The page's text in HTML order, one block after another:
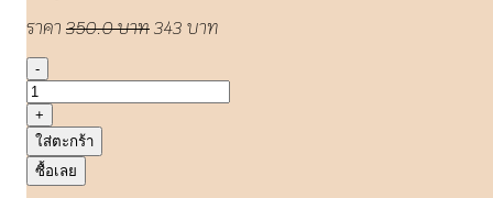
ราคา 350.0 บาท343 บาท
-
+
ใส่ตะกร้า
ซื้อเลย